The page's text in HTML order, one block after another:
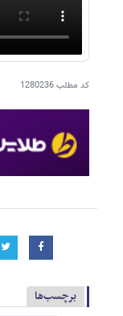
کد مطلب1280236
برچسب‌ها